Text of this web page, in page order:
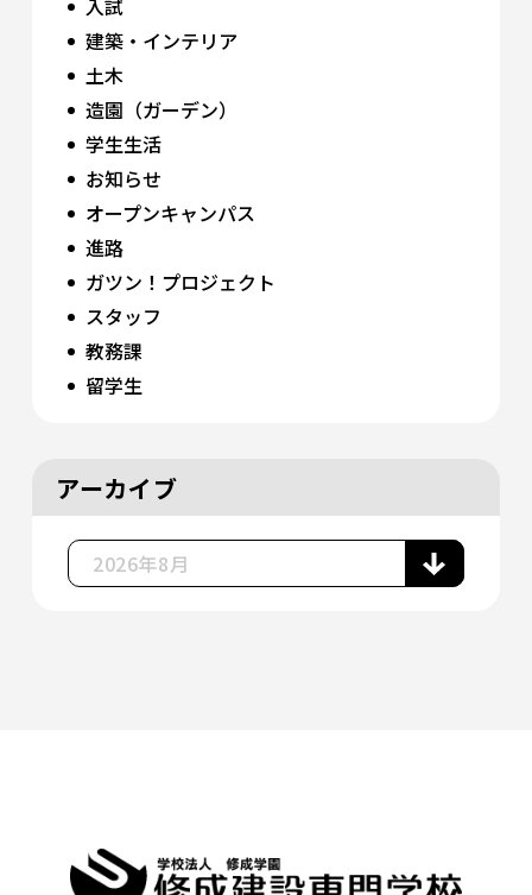
入試
建築・インテリア
土木
造園（ガーデン）
学生生活
お知らせ
オープンキャンパス
進路
ガツン！プロジェクト
スタッフ
教務課
留学生
アーカイブ